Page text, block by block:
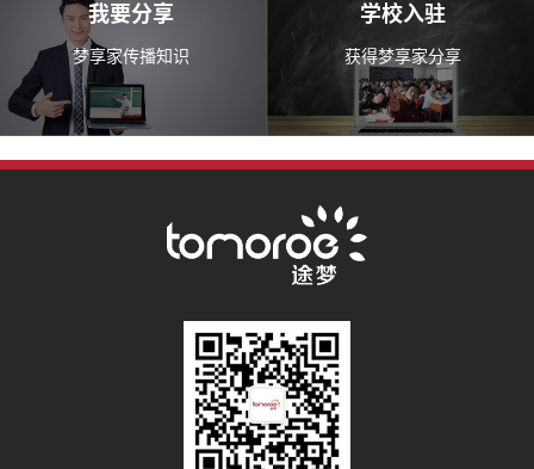
我要分享
梦享家传播知识
学校入驻
获得梦享家分享